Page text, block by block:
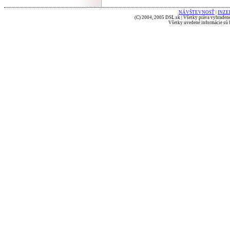
NÁVŠTEVNOSŤ
(C) 2004, 2005 DSL.sk | Všetky práva
Všetky uvedené informácie sú